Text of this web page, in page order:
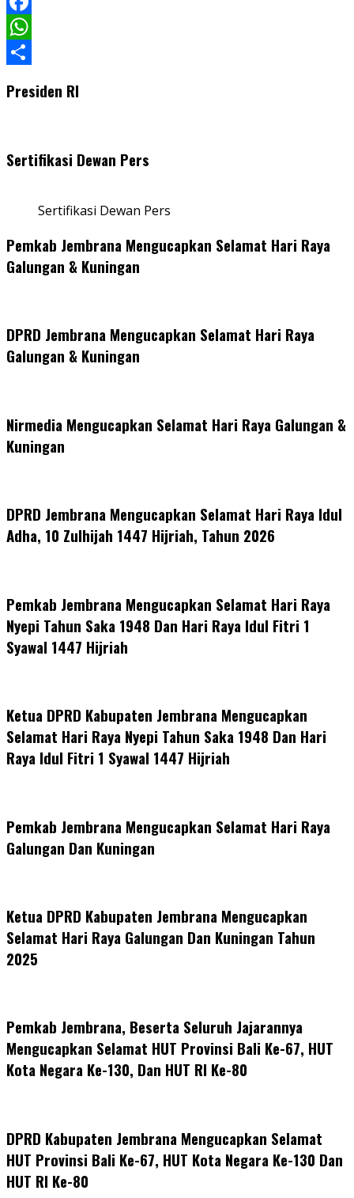
Facebook
WhatsApp
Presiden RI
Sertifikasi Dewan Pers
Sertifikasi Dewan Pers
Pemkab Jembrana Mengucapkan Selamat Hari Raya
Galungan & Kuningan
DPRD Jembrana Mengucapkan Selamat Hari Raya
Galungan & Kuningan
Nirmedia Mengucapkan Selamat Hari Raya Galungan &
Kuningan
DPRD Jembrana Mengucapkan Selamat Hari Raya Idul
Adha, 10 Zulhijah 1447 Hijriah, Tahun 2026
Pemkab Jembrana Mengucapkan Selamat Hari Raya
Nyepi Tahun Saka 1948 Dan Hari Raya Idul Fitri 1
Syawal 1447 Hijriah
Ketua DPRD Kabupaten Jembrana Mengucapkan
Selamat Hari Raya Nyepi Tahun Saka 1948 Dan Hari
Raya Idul Fitri 1 Syawal 1447 Hijriah
Pemkab Jembrana Mengucapkan Selamat Hari Raya
Galungan Dan Kuningan
Ketua DPRD Kabupaten Jembrana Mengucapkan
Selamat Hari Raya Galungan Dan Kuningan Tahun
2025
Pemkab Jembrana, Beserta Seluruh Jajarannya
Mengucapkan Selamat HUT Provinsi Bali Ke-67, HUT
Kota Negara Ke-130, Dan HUT RI Ke-80
DPRD Kabupaten Jembrana Mengucapkan Selamat
HUT Provinsi Bali Ke-67, HUT Kota Negara Ke-130 Dan
HUT RI Ke-80